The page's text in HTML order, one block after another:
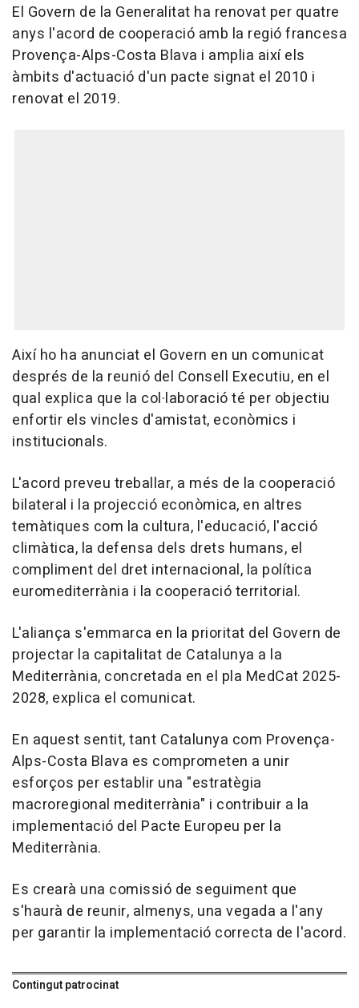
El Govern de la Generalitat ha renovat per quatre
anys l'acord de cooperació amb la regió francesa
Provença-Alps-Costa Blava i amplia així els
àmbits d'actuació d'un pacte signat el 2010 i
renovat el 2019.
Així ho ha anunciat el Govern en un comunicat
després de la reunió del Consell Executiu, en el
qual explica que la col·laboració té per objectiu
enfortir els vincles d'amistat, econòmics i
institucionals.
L'acord preveu treballar, a més de la cooperació
bilateral i la projecció econòmica, en altres
temàtiques com la cultura, l'educació, l'acció
climàtica, la defensa dels drets humans, el
compliment del dret internacional, la política
euromediterrània i la cooperació territorial.
L'aliança s'emmarca en la prioritat del Govern de
projectar la capitalitat de Catalunya a la
Mediterrània, concretada en el pla MedCat 2025-
2028, explica el comunicat.
En aquest sentit, tant Catalunya com Provença-
Alps-Costa Blava es comprometen a unir
esforços per establir una "estratègia
macroregional mediterrània" i contribuir a la
implementació del Pacte Europeu per la
Mediterrània.
Es crearà una comissió de seguiment que
s'haurà de reunir, almenys, una vegada a l'any
per garantir la implementació correcta de l'acord.
Contingut patrocinat